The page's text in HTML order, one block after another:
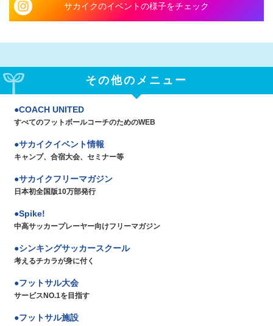
サカイクのイベントの様子をチェック
その他のメニュー
COACH UNITED
すべてのフットボールコーチのためのWEB
サカイクイベント情報
キャンプ、合宿大会、セミナー等
サカイクフリーマガジン
日本初全国版10万部発行
Spike!
中高サッカープレーヤー向けフリーマガジン
シンキングサッカースクール
考えるチカラが身に付く
フットサル大会
サービスNO.1を目指す
フットサル施設